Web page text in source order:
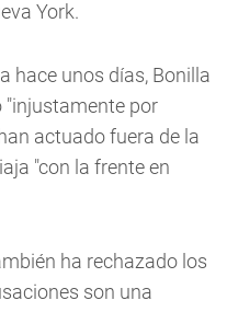
York.
hace unos días, Bonilla
"injustamente por
actuado fuera de la
"con la frente en
ha rechazado los
son una